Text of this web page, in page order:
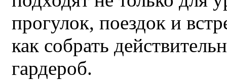
прогулок, поездок и
как собрать
гардероб.